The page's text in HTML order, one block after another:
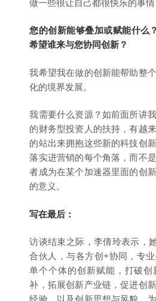
您的创新能够叠加或赋能什么
希望谁来与您协同创新？
我希望我在做的创新能帮助整
化的境界发展。
我需要什么资源？如前面所讲
的财务型投资人的扶持，有越
的站出来拥抱这些新的科技创
落实进营销的每个角落，而不
者成为在某个加速器里面的创
的意义。
写在最后：
访谈结束之际，李倩玲表示，
合伙人，与各方创+协同，专
单个个体的创新赋能，打破
补，拓展创新产业链，促进创
经验，以及创新思想与风貌，